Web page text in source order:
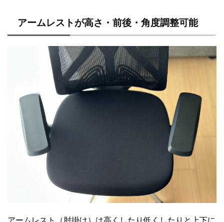
アームレストが高さ・前後・角度調整可能
アームレスト（肘掛け）は高くしたり低くしたりと上下に